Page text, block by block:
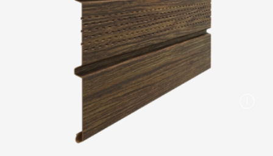
Пластиковые водосточные системы
Металлические водосточные системы
Чердачные лестницы
Документация